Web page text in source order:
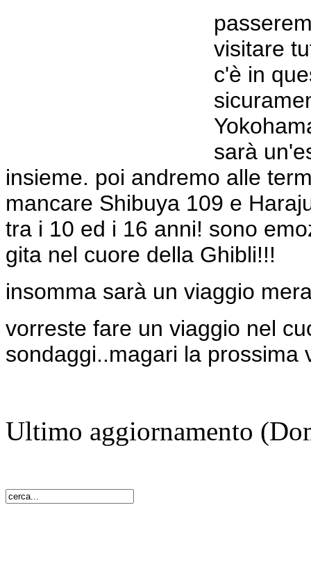
visitare
c'è in
sarà
insieme. poi andremo alle
mancare Shibuya 109 e
tra i 10 ed i 16 anni! sono
gita nel cuore della Ghibli!!!
insomma sarà un viaggio
vorreste fare un viaggio nel
sondaggi..magari la prossima
Ultimo aggiornamento